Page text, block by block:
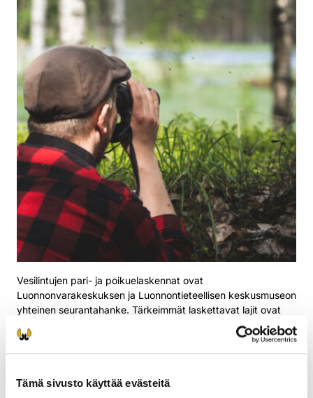
Tämä sivusto käyttää evästeitä
Vesilintujen pari- ja poikuelaskennat ovat
Luonnonvarakeskuksen ja Luonnontieteellisen keskusmuseon
yhteinen seurantahanke. Tärkeimmät laskettavat lajit ovat
selvitetään vuotuinen lisääntymistulos. Parilaskennat tehdään